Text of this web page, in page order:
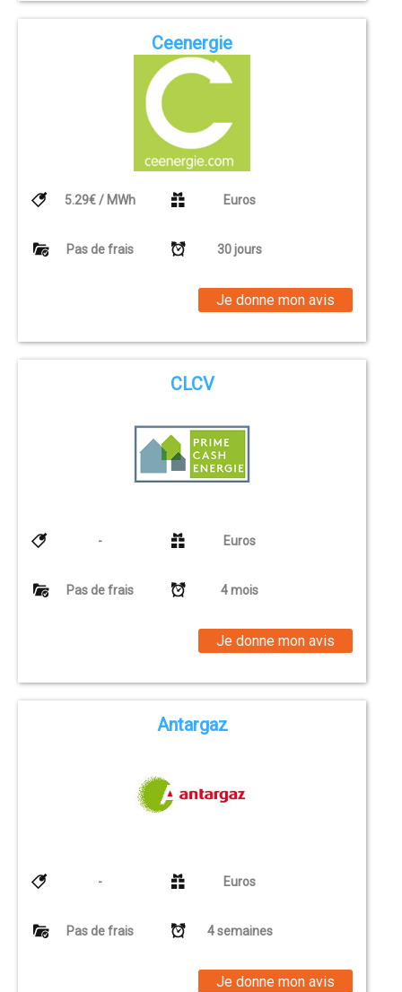
Ceenergie
5.29€ / MWh Euros
Pas de frais 30 jours
Je donne mon avis
CLCV
- Euros
Pas de frais 4 mois
Je donne mon avis
Antargaz
- Euros
Pas de frais 4 semaines
Je donne mon avis